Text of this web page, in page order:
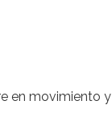
en movimiento y